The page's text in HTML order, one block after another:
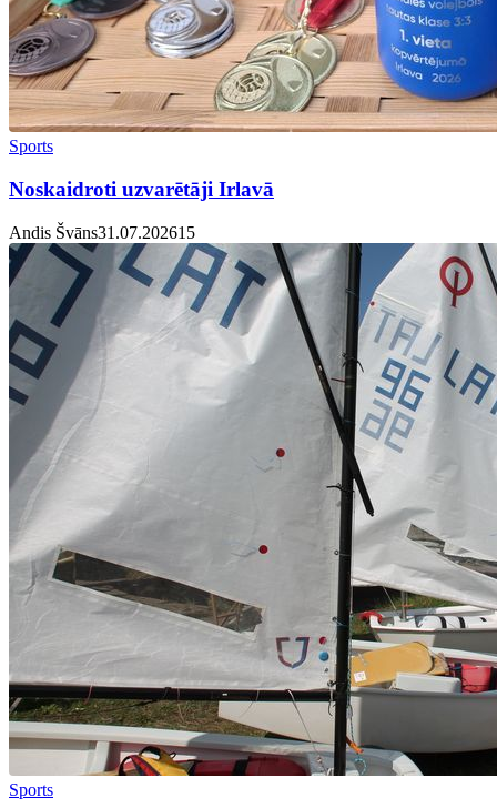
Sports
Noskaidroti uzvarētāji Irlavā
Andis Švāns31.07.20261 5
Sports